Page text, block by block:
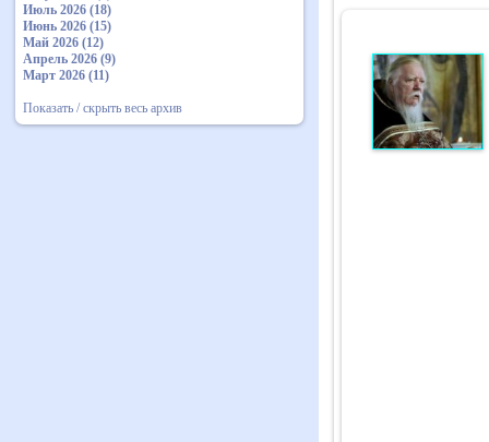
Июль 2026 (18)
Июнь 2026 (15)
Май 2026 (12)
Апрель 2026 (9)
Март 2026 (11)
Показать / скрыть весь архив